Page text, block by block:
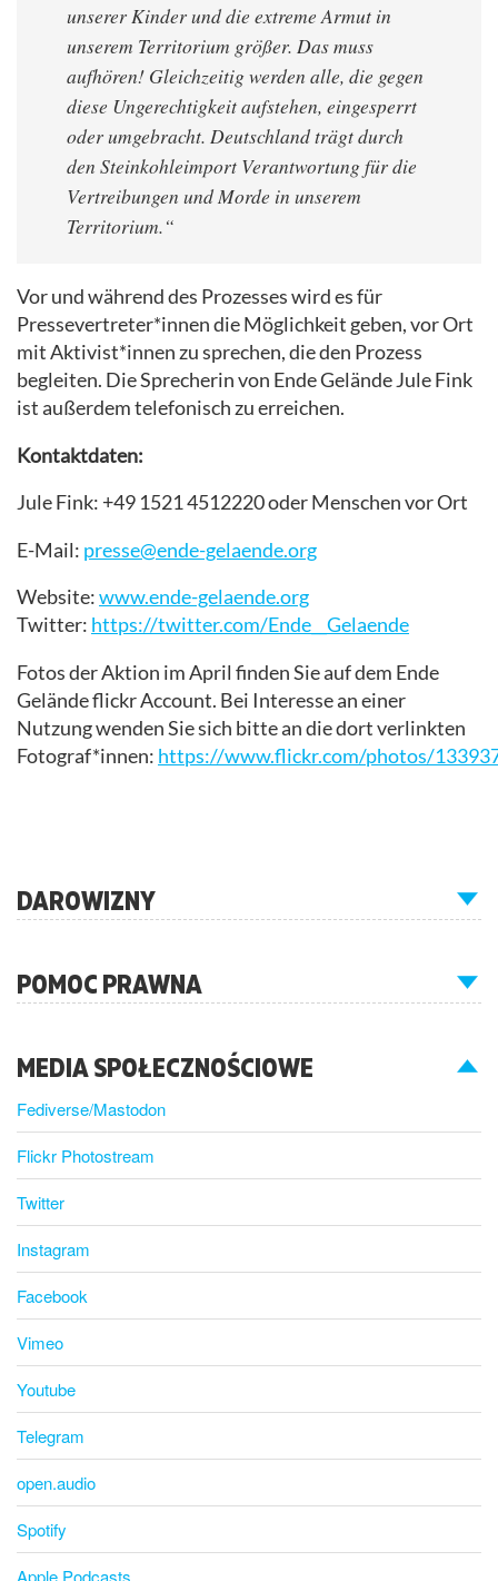
unserer Kinder und die extreme Armut in
unserem Territorium größer. Das muss
aufhören! Gleichzeitig werden alle, die gegen
diese Ungerechtigkeit aufstehen, eingesperrt
oder umgebracht. Deutschland trägt durch
den Steinkohleimport Verantwortung für die
Vertreibungen und Morde in unserem
Territorium.“
Vor und während des Prozesses wird es für
Pressevertreter*innen die Möglichkeit geben, vor Ort
mit Aktivist*innen zu sprechen, die den Prozess
begleiten. Die Sprecherin von Ende Gelände Jule Fink
ist außerdem telefonisch zu erreichen.
Kontaktdaten:
Jule Fink: +49 1521 4512220 oder Menschen vor Ort
E-Mail: presse@ende-gelaende.org
Website:www.ende-gelaende.org
Twitter: https://twitter.com/Ende__Gelaende
Fotos der Aktion im April finden Sie auf dem Ende
Gelände flickr Account. Bei Interesse an einer
Nutzung wenden Sie sich bitte an die dort verlinkten
Fotograf*innen: https://www.flickr.com/photos/
DAROWIZNY
POMOC PRAWNA
MEDIA SPOŁECZNOŚCIOWE
Fediverse/Mastodon
Flickr Photostream
Twitter
Instagram
Facebook
Vimeo
Youtube
Telegram
open.audio
Spotify
Apple Podcasts